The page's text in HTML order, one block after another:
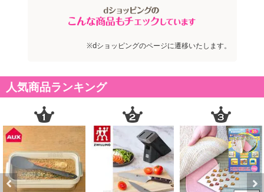
※dショッピングのページに遷移いたします。
人気商品ランキング